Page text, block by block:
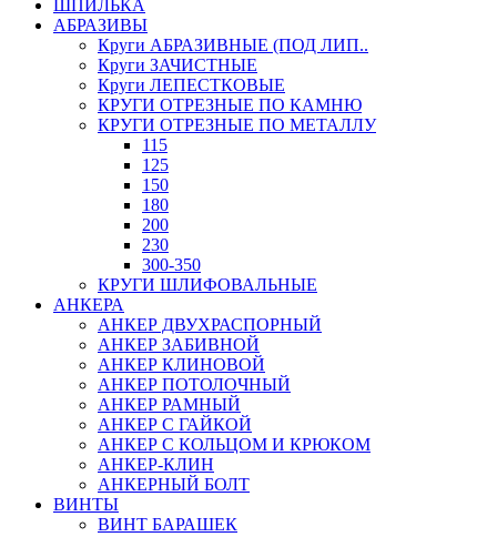
ШПИЛЬКА
АБРАЗИВЫ
Круги АБРАЗИВНЫЕ (ПОД ЛИП..
Круги ЗАЧИСТНЫЕ
Круги ЛЕПЕСТКОВЫЕ
КРУГИ ОТРЕЗНЫЕ ПО КАМНЮ
КРУГИ ОТРЕЗНЫЕ ПО МЕТАЛЛУ
115
125
150
180
200
230
300-350
КРУГИ ШЛИФОВАЛЬНЫЕ
АНКЕРА
АНКЕР ДВУХРАСПОРНЫЙ
АНКЕР ЗАБИВНОЙ
АНКЕР КЛИНОВОЙ
АНКЕР ПОТОЛОЧНЫЙ
АНКЕР РАМНЫЙ
АНКЕР С ГАЙКОЙ
АНКЕР С КОЛЬЦОМ И КРЮКОМ
АНКЕР-КЛИН
АНКЕРНЫЙ БОЛТ
ВИНТЫ
ВИНТ БАРАШЕК